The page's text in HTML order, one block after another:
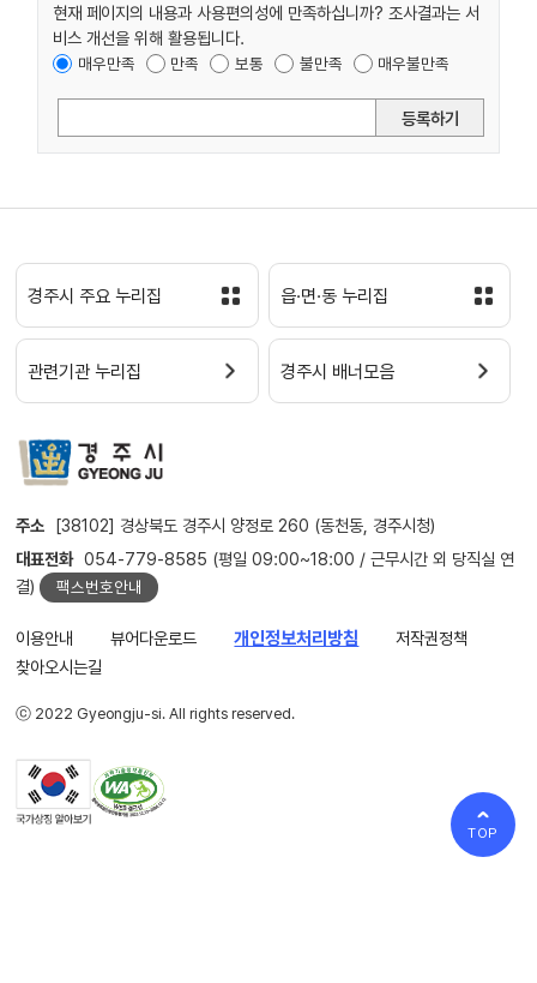
현재 페이지의 내용과 사용편의성에 만족하십니까? 조사결과는 서
비스 개선을 위해 활용됩니다.
매우만족 만족 보통 불만족 매우불만족
등록하기
경주시 주요 누리집 읍·면·동 누리집
관련기관 누리집 경주시 배너모음
주소 [38102] 경상북도 경주시 양정로 260 (동천동, 경주시청)
대표전화 054-779-8585 (평일 09:00~18:00 / 근무시간 외 당직실 연
결)
팩스번호안내
이용안내 뷰어다운로드 개인정보처리방침
저작권정책
찾아오시는길
ⓒ 2022 Gyeongju-si. All rights reserved.
TOP